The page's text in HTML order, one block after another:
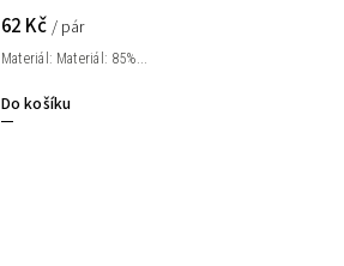
62 Kč / pár
Do košíku
Materiál: Materiál: 85%...